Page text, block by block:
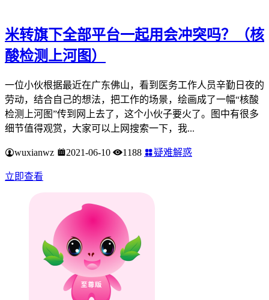
米转旗下全部平台一起用会冲突吗？（核
酸检测上河图）
一位小伙根据最近在广东佛山，看到医务工作人员辛勤日夜的
劳动，结合自己的想法，把工作的场景，绘画成了一幅“核酸
检测上河图”传到网上去了，这个小伙子要火了。图中有很多
细节值得观赏，大家可以上网搜索一下，我...
wuxianwz 2021-06-10 1188 疑难解惑
立即查看